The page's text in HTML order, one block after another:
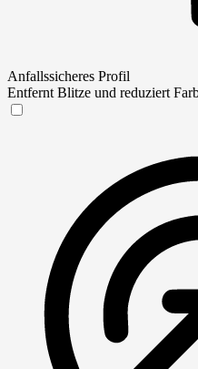
Anfallssicheres Profil
Entfernt Blitze und reduziert